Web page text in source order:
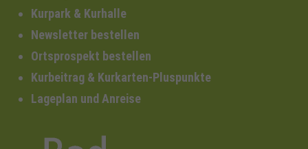
Kurpark & Kurhalle
Newsletter bestellen
Ortsprospekt bestellen
Kurbeitrag & Kurkarten-Pluspunkte
Lageplan und Anreise